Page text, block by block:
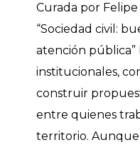
Curada por Felipe
“Sociedad civil:
atención
institucionales,
construir
entre quienes
territorio.